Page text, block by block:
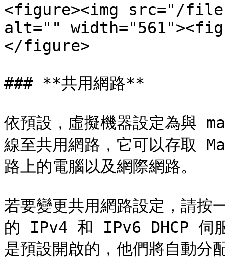
<figure><img src="/files/
alt=""
</figure>
### **共用網路**
依預設，虛擬機器設定為與
線至共用網路，它可以存取
路上的電腦以及網際網路。
若要變更共用網路設定，請
的 IPv4 和 IPv6 DHCP 伺服
是預設開啟的，他們將自動